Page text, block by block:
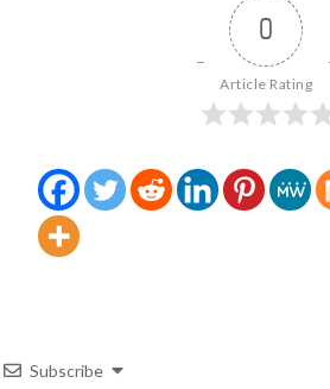
0
Article Rating
Subscribe